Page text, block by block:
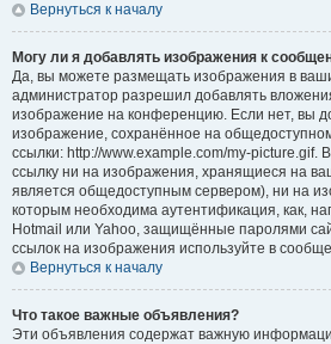
Вернуться к началу
Могу ли я добавлять изображения к
Да, вы можете размещать изображения в
администратор разрешил добавлять
изображение на конференцию. Если нет, вы
изображение, сохранённое на
ссылки: http://www.example.com/my-picture.gif.
ссылку ни на изображения, хранящиеся на
является общедоступным сервером), ни на
которым необходима аутентификация, как,
Hotmail или Yahoo, защищённые паролями
ссылок на изображения используйте в
Вернуться к началу
Что такое важные объявления?
Эти объявления содержат важную